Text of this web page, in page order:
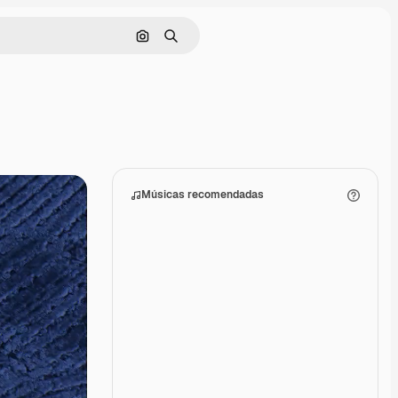
Pesquisar por imagem
Buscar
Músicas recomendadas